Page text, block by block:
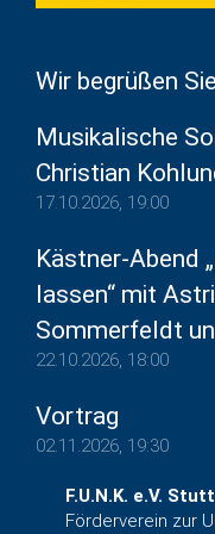
Wir begrüßen
Musikalische
Christian
17.10.2026, 19:00
Kästner-Abend
lassen“ mit
Sommerfeldt
22.10.2026, 18:00
Vortrag
02.11.2026, 19:30
F.U.N.K. e.V.
Förderverein zur